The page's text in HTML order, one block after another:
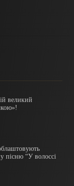
великий
волоссі